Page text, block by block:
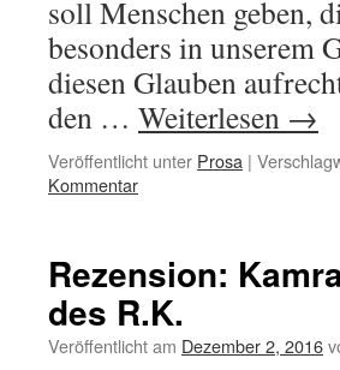
soll Menschen geben,
besonders in unserem
diesen Glauben
den … Weiterlesen →
Veröffentlicht unter Prosa |
Kommentar
Rezension:
des R.K.
Veröffentlicht am Dezember 2, 2016